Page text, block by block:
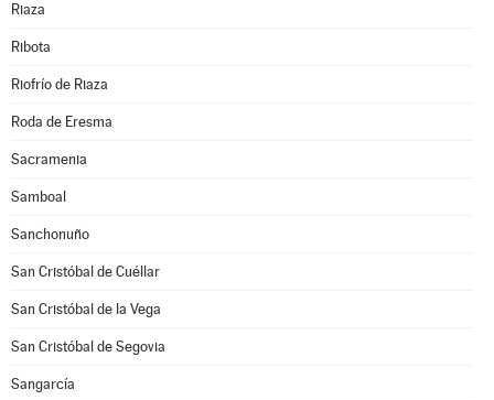
Riaza
Ribota
Riofrío de Riaza
Roda de Eresma
Sacramenia
Samboal
Sanchonuño
San Cristóbal de Cuéllar
San Cristóbal de la Vega
San Cristóbal de Segovia
Sangarcía